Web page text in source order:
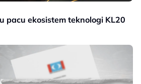
pacu ekosistem teknologi KL20